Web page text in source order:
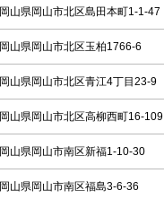
岡山県岡山市北区島田本町1-1-47
岡山県岡山市北区玉柏1766-6
岡山県岡山市北区青江4丁目23-9
岡山県岡山市北区高柳西町16-109
岡山県岡山市南区新福1-10-30
岡山県岡山市南区福島3-6-36